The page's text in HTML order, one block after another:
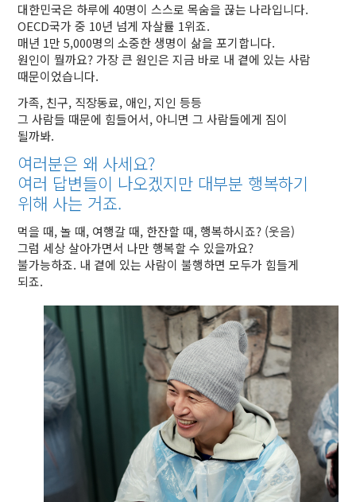
대한민국은 하루에 40명이 스스로 목숨을 끊는 나라입니다.
OECD국가 중 10년 넘게 자살률 1위죠.
매년 1만 5,000명의 소중한 생명이 삶을 포기합니다.
원인이 뭘까요? 가장 큰 원인은지금 바로 내 곁에 있는 사람
때문이었습니다.
가족, 친구, 직장동료, 애인, 지인 등등
그 사람들 때문에 힘들어서, 아니면 그 사람들에게 짐이
될까봐.
여러분은 왜 사세요?
여러 답변들이 나오겠지만 대부분 행복하기
위해 사는 거죠.
먹을 때, 놀 때, 여행갈 때, 한잔할 때, 행복하시죠? (웃음)
그럼 세상 살아가면서 나만 행복할 수 있을까요?
불가능하죠. 내 곁에 있는 사람이 불행하면 모두가 힘들게
되죠.